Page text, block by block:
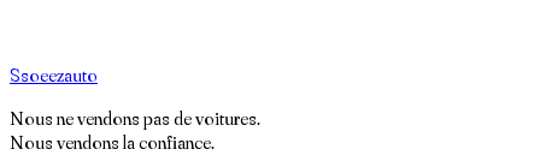
Ssoeezauto
Nous ne vendons pas de voitures.
Nous vendons la confiance.